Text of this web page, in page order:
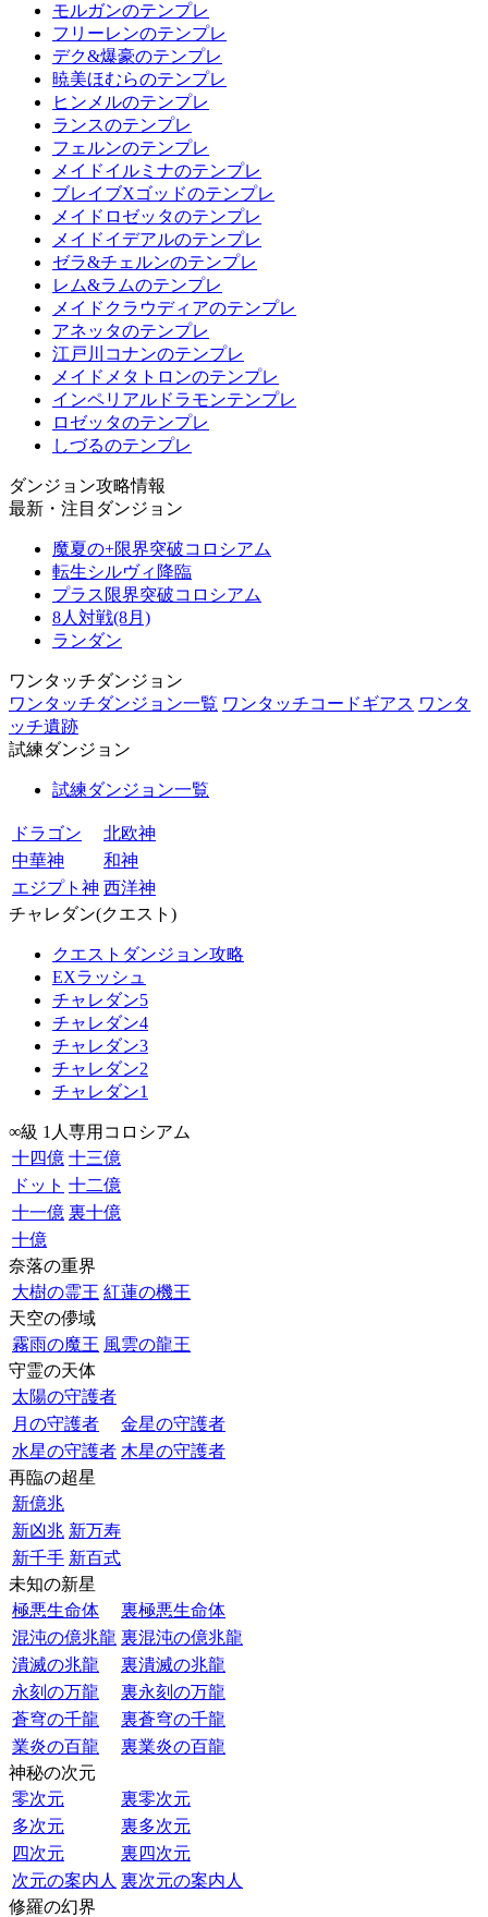
モルガンのテンプレ
フリーレンのテンプレ
デク&爆豪のテンプレ
暁美ほむらのテンプレ
ヒンメルのテンプレ
ランスのテンプレ
フェルンのテンプレ
メイドイルミナのテンプレ
ブレイブXゴッドのテンプレ
メイドロゼッタのテンプレ
メイドイデアルのテンプレ
ゼラ&チェルンのテンプレ
レム&ラムのテンプレ
メイドクラウディアのテンプレ
アネッタのテンプレ
江戸川コナンのテンプレ
メイドメタトロンのテンプレ
インペリアルドラモンテンプレ
ロゼッタのテンプレ
しづるのテンプレ
ダンジョン攻略情報
最新・注目ダンジョン
魔夏の+限界突破コロシアム
転生シルヴィ降臨
プラス限界突破コロシアム
8人対戦(8月)
ランダン
ワンタッチダンジョン
ワンタッチダンジョン一覧 ワンタッチコードギアス ワンタ
ッチ遺跡
試練ダンジョン
試練ダンジョン一覧
ドラゴン
北欧神
中華神
和神
エジプト神 西洋神
チャレダン(クエスト)
クエストダンジョン攻略
EXラッシュ
チャレダン5
チャレダン4
チャレダン3
チャレダン2
チャレダン1
∞級 1人専用コロシアム
十四億 十三億
ドット 十二億
十一億 裏十億
十億
奈落の重界
大樹の霊王 紅蓮の機王
天空の儚域
霧雨の魔王 風雲の龍王
守霊の天体
太陽の守護者
月の守護者
金星の守護者
水星の守護者 木星の守護者
再臨の超星
新億兆
新凶兆 新万寿
新千手 新百式
未知の新星
極悪生命体
裏極悪生命体
混沌の億兆龍 裏混沌の億兆龍
潰滅の兆龍
裏潰滅の兆龍
永刻の万龍
裏永刻の万龍
蒼穹の千龍
裏蒼穹の千龍
業炎の百龍
裏業炎の百龍
神秘の次元
零次元
裏零次元
多次元
裏多次元
四次元
裏四次元
次元の案内人 裏次元の案内人
修羅の幻界